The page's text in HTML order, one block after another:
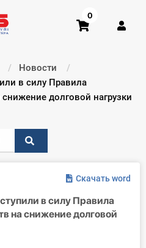
0
Новости
в силу Правила
долговой нагрузки
Скачать word
в силу Правила
на снижение долговой